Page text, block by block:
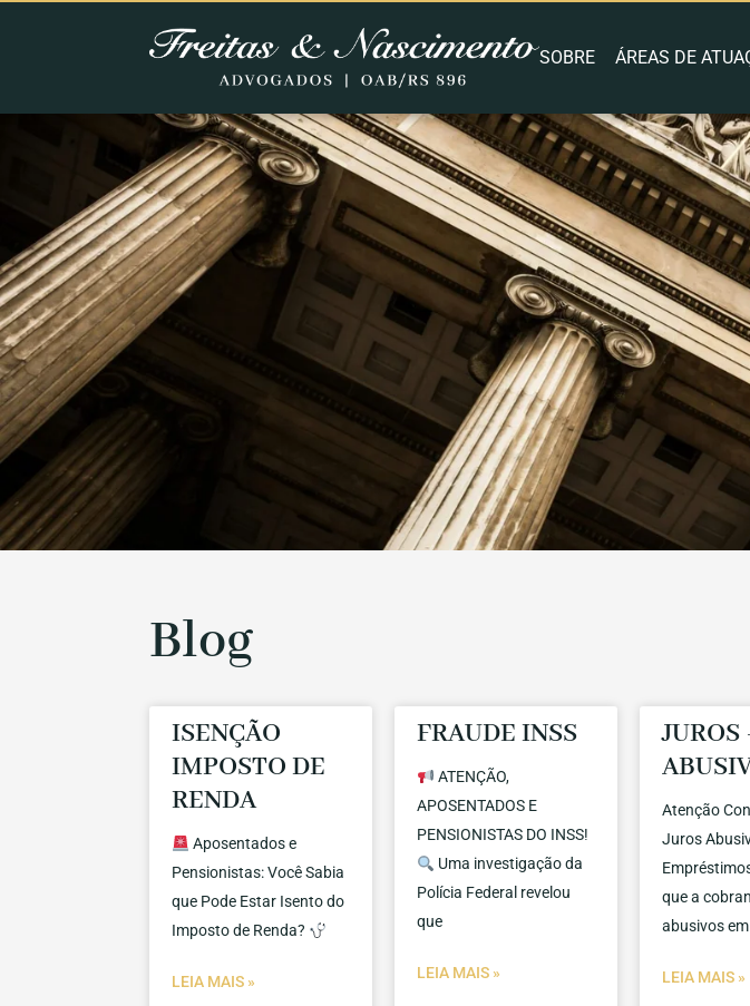
SOBRE ÁREAS DE
Blog
ISENÇÃO
IMPOSTO DE
RENDA
Aposentados e
Pensionistas: Você Sabia
que Pode Estar Isento do
Imposto de Renda?
LEIA MAIS »
FRAUDE INSS
ATENÇÃO,
APOSENTADOS E
PENSIONISTAS DO INSS!
Uma investigação da
Polícia Federal revelou
que
LEIA MAIS »
JUROS
Atenção
Juros
que a
abusivos em
LEIA MAIS »